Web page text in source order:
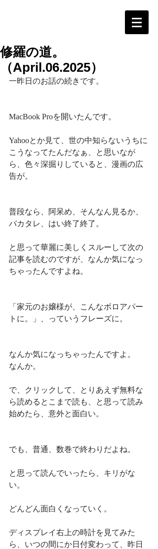
修羅の道。
（April.06.2025）
一昨日のお話の続きです。
MacBook Proを開いたんです。
Yahooとか見て、世の中知らないうちに
こうなってたんだなぁ、と思いなが
ら、色々深掘りしていると、漫画の広
告が。
普段なら、阿呆め、そんなん見るか、
バカタレ、はい終了終了。
と思って華麗に美しくスルーして次の
記事を読むのですが、なんか気になっ
ちゃったんですよね。
「家元のお嬢様が、こんなボロアパー
トに。」、っていうフレーズに。
なんか気になっちゃったんですよ。
なんか。
で、クリックして、とりあえず無料な
ら読めるとこまで読も、と思って読み
始めたら、意外と面白い。
でも、普通、数巻で終わりだよね。
と思って読んでいったら、キリがな
い。
どんどん面白くなっていく。
ディスプレイ右上の時計を見てみた
ら、いつの間にか日付変わって、昨日